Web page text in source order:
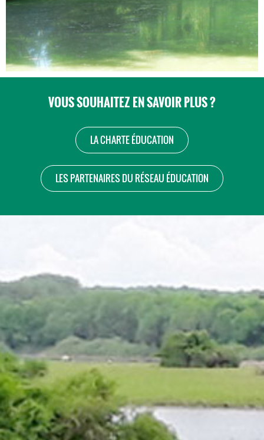
VOUS SOUHAITEZ EN SAVOIR PLUS ?
LA CHARTE ÉDUCATION
LES PARTENAIRES DU RÉSEAU ÉDUCATION